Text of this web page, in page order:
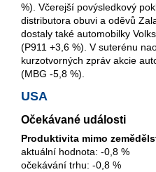
%). Včerejší povýsledkový
distributora obuvi a oděvů
dostaly také automobilky
(P911 +3,6 %). V suterénu
kurzotvorných zpráv akcie
(MBG -5,8 %).
USA
Očekávané události
Produktivita mimo
aktuální hodnota: -0,8 %
očekávání trhu: -0,8 %